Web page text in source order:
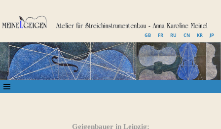
GB FR RU CN KR JP
Geigenbauer in Leipzig: